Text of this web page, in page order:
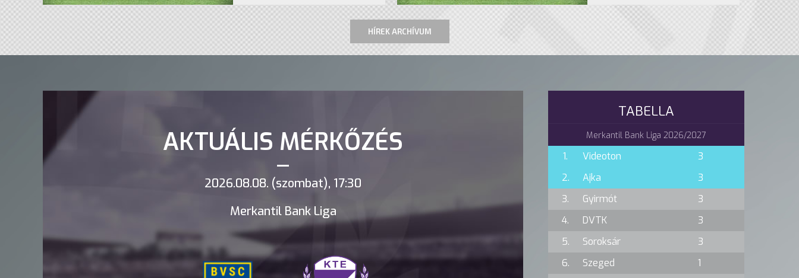
HÍREK ARCHÍVUM
AKTUÁLIS MÉRKŐZÉS
2026.08.08. (szombat), 17:30
Merkantil Bank Liga
TABELLA
Merkantil Bank Liga 2026/2027
1. Videoton
3
2.
Ajka
3
3.
Gyirmót
3
4.
DVTK
3
5.
Soroksár
3
6.
Szeged
1